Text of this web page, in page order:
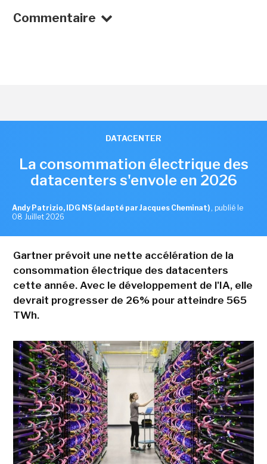
Commentaire
DATACENTER
La consommation électrique des
datacenters s'envole en 2026
Andy Patrizio, IDG NS (adapté par Jacques Cheminat) , publié le
08 Juillet 2026
Gartner prévoit une nette accélération de la
consommation électrique des datacenters
cette année. Avec le développement de l'IA, elle
devrait progresser de 26% pour atteindre 565
TWh.